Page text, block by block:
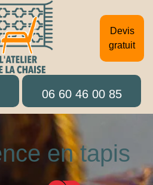
Devis
gratuit
06 60 46 00 85
en tapis